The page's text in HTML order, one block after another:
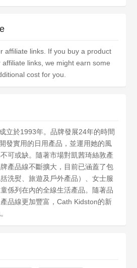
affiliate links. If you buy a product
links, we might earn some
cost for you.
立於1993年。品牌發展24年的時間
發實用的日用產品，並運用她的風
可或缺。隨著市場對凱茜琦絲敦產
產品線不斷擴大，目前已涵蓋了包
洗熨、旅遊及戶外產品）、女士服
係列在內的全線生活產品。隨著品
品線更加豐富，Cath Kidston的新